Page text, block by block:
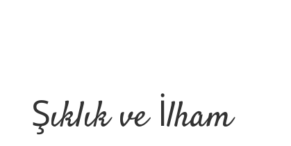
Şıklık ve İlham